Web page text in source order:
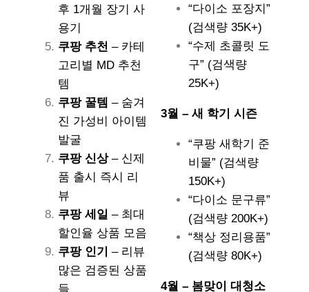
후 1개월 장기 사
용기
쿠팡 추천 – 카테
고리별 MD 추천
템
쿠팡 꿀템 – 숨겨
진 가성비 아이템
발굴
쿠팡 신상– 신제
품 출시 즉시 리
뷰
쿠팡 세일 – 최대
할인율 상품 모음
쿠팡 인기
– 리뷰
많은 검증된 상품
들
“다이소 포장지”
(검색량 35K+)
“수제 초콜릿 도
구” (검색량
25K+)
3월 – 새 학기 시즌
“쿠팡 새학기 준
비물” (검색량
150K+)
“다이소 문구류”
(검색량 200K+)
“책상 정리용품”
(검색량 80K+)
4월 – 봄맞이 대청소